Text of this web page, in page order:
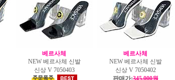
베르사체
NEW 베르사체 신발
신상 V 7050403
베르사체
NEW 베르사체 신발
신상 V 7050402
판매가:345,000원